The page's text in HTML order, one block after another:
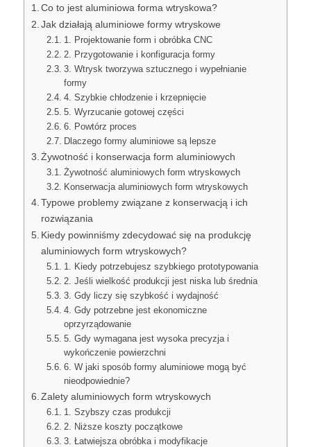
Co to jest aluminiowa forma wtryskowa?
Jak działają aluminiowe formy wtryskowe
1. Projektowanie form i obróbka CNC
2. Przygotowanie i konfiguracja formy
3. Wtrysk tworzywa sztucznego i wypełnianie
formy
4. Szybkie chłodzenie i krzepnięcie
5. Wyrzucanie gotowej części
6. Powtórz proces
Dlaczego formy aluminiowe są lepsze
Żywotność i konserwacja form aluminiowych
Żywotność aluminiowych form wtryskowych
Konserwacja aluminiowych form wtryskowych
Typowe problemy związane z konserwacją i ich
rozwiązania
Kiedy powinniśmy zdecydować się na produkcję
aluminiowych form wtryskowych?
1. Kiedy potrzebujesz szybkiego prototypowania
2. Jeśli wielkość produkcji jest niska lub średnia
3. Gdy liczy się szybkość i wydajność
4. Gdy potrzebne jest ekonomiczne
oprzyrządowanie
5. Gdy wymagana jest wysoka precyzja i
wykończenie powierzchni
6. W jaki sposób formy aluminiowe mogą być
nieodpowiednie?
Zalety aluminiowych form wtryskowych
1. Szybszy czas produkcji
2. Niższe koszty początkowe
3. Łatwiejsza obróbka i modyfikacje